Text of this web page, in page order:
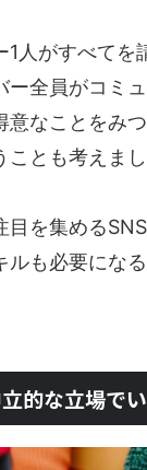
1人がすべてを
ー全員がコミ
なことをみつ
ことも考えまし
目を集める
ルも必要にな
的な立場で